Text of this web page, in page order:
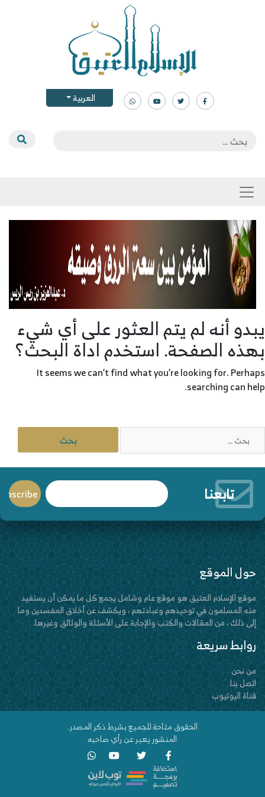
العربية
يبدو أنه لم يتم العثور على أي شيء
بهذه الصفحة. استخدم اداة البحث؟
It seems we can’t find what you’re looking for. Perhaps
searching can help.
البحث
تابعنا
حول الموقع
موقع الإسلام العتيق هو موقع عام وشامل يجمع كل ما يمكن أن يستفيد
منه المسلمون في توحيدهم وعبادتهم ، ويكشف عن أخلاق المفسدين وما
إلى ذلك ، من المقالات والكتب والإجابة على الأسئلة والوثائق وغيرها.
روابط سريعة
من نحن
اتصل بنا
قناة اليوتيوب
الحقوق متاحة للجميع بشرط ذكر المصدر.
المنشور يعبر عن رأي صاحبه